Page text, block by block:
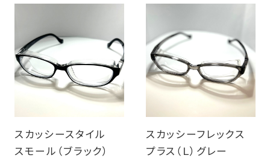
スカッシースタイル
スモール（ブラック）
スカッシーフレックス
プラス（Ｌ）グレー